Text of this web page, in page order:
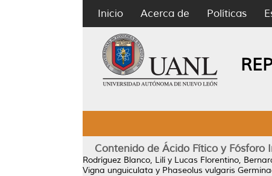
Inicio Acerca de Políticas
Contenido de Ácido Fítico y Fósforo
Rodríguez Blanco, Lilí y Lucas Florentino,
Vigna unguiculata y Phaseolus vulgaris